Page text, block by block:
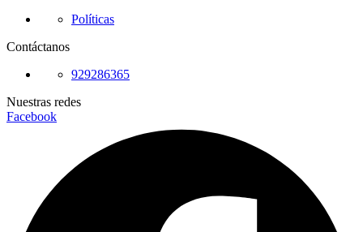
Políticas
Contáctanos
929286365
Nuestras redes
Facebook